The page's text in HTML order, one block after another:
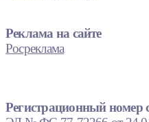
Реклама на сайте
Росреклама
Регистрационный номер